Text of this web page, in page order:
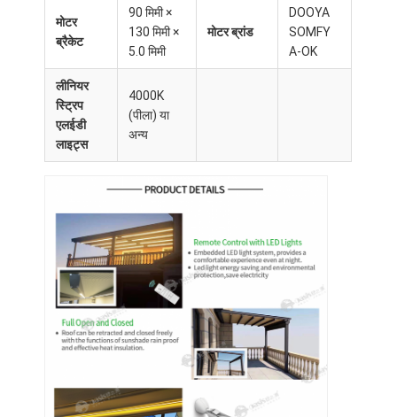
हल्का शुल्क परगोला
इलेक्ट्रिक सनशेड अरोइंग
उद्यान कारपोर्ट
जिप ट्रैक ब्लाइंड्स
उन्नत एल्यूमीनियम लोवर पेरगोला
शामियाना सहायक उपकरण
मोटर
ब्रैकेट
90 मिमी ×
130 मिमी ×
5.0 मिमी
मोटर ब्रांड
DOOYA
SOMFY
A-OK
लीनियर
स्ट्रिप
एलईडी
लाइट्स
4000K
(पीला) या
अन्य